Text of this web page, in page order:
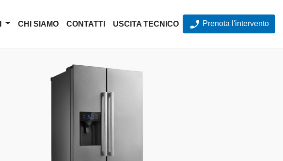
CHI SIAMO CONTATTI USCITA TECNICO Prenota l'intervento